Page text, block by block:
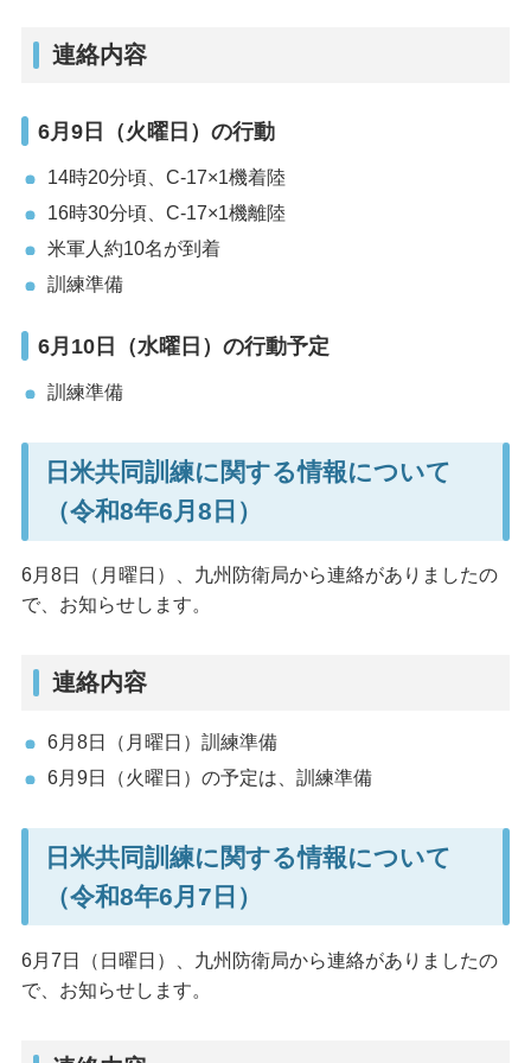
連絡内容
6月9日（火曜日）の行動
14時20分頃、C-17×1機着陸
16時30分頃、C-17×1機離陸
米軍人約10名が到着
訓練準備
6月10日（水曜日）の行動予定
訓練準備
日米共同訓練に関する情報について
（令和8年6月8日）
6月8日（月曜日）、九州防衛局から連絡がありましたの
で、お知らせします。
連絡内容
6月8日（月曜日）訓練準備
6月9日（火曜日）の予定は、訓練準備
日米共同訓練に関する情報について
（令和8年6月7日）
6月7日（日曜日）、九州防衛局から連絡がありましたの
で、お知らせします。